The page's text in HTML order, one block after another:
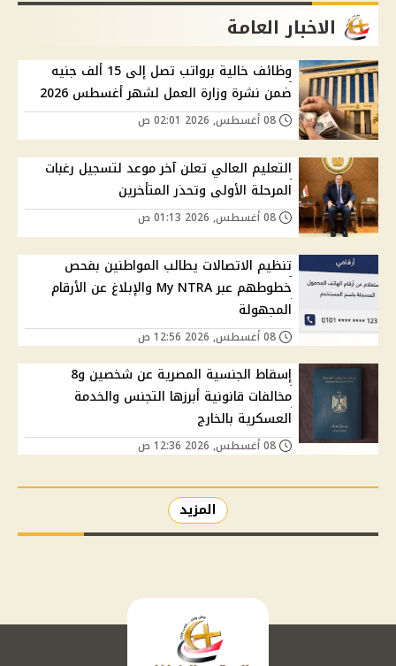
الاخبار العامة
وظائف خالية برواتب تصل إلى 15 ألف جنيه
ضمن نشرة وزارة العمل لشهر أغسطس 2026
التعليم العالي تعلن آخر موعد لتسجيل رغبات
المرحلة الأولى وتحذر المتأخرين
تنظيم الاتصالات يطالب المواطنين بفحص
خطوطهم عبر My NTRA والإبلاغ عن الأرقام
المجهولة
إسقاط الجنسية المصرية عن شخصين و8
مخالفات قانونية أبرزها التجنس والخدمة
العسكرية بالخارج
المزيد